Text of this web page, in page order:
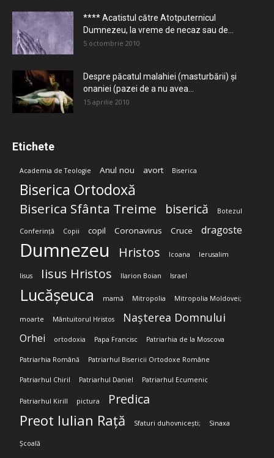
**** Acatistul către Atotputernicul
Dumnezeu, la vreme de necaz sau de...
5 octombrie 2010
Despre păcatul malahiei (masturbării) şi
onaniei (pazei de a nu avea...
15 aprilie 2010
Etichete
Academia de Teologie Anul nou avort Biserica
Biserica Ortodoxă
Biserica Sfânta Treime biserică Botezul
Conferință Copii copil Coronavirus Cruce dragoste
Dumnezeu Hristos Icoana Ierusalim
Iisus Iisus Hristos Ilarion Boian Israel
Lucășeuca mamă Mitropolia Mitropolia Moldovei;
moarte Mântuitorul Hristos Nașterea Domnului
Orhei ortodoxia Papa Francisc Patriarhia de la Moscova
Patriarhia Română Patriarhul Bisericii Ortodoxe Române
Patriarhul Chiril Patriarhul Daniel Patriarhul Ecumenic
Patriarhul Kirill pictura Predica
Preot Iulian Rață Sfaturi duhovnicești; Sinaxa
Școală